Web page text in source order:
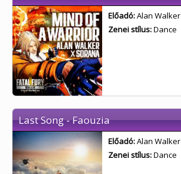
Előadó:Alan Walker
Zenei stílus:Dance
Last Song - Faouzia
Előadó:Alan Walker
Zenei stílus:Dance